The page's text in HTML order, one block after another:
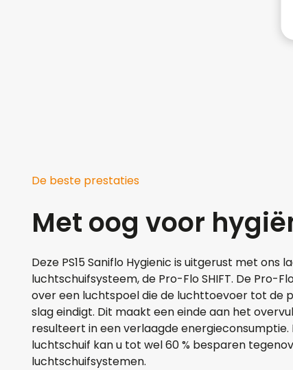
De beste prestaties
Met oog voor
Deze PS15 Saniflo Hygienic is uitgerust met ons
luchtschuifsysteem, de Pro-Flo SHIFT. De Pro-
over een luchtspoel die de luchttoevoer tot de
slag eindigt. Dit maakt een einde aan het
resulteert in een verlaagde energieconsumptie.
luchtschuif kan u tot wel 60 % besparen
luchtschuifsystemen.